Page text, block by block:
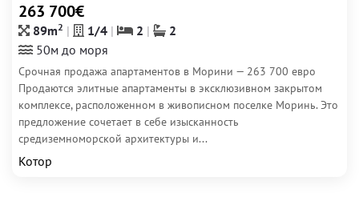
263 700€
89m2 1/4 2
2
50м до моря
Срочная продажа апартаментов в Морини — 263 700 евро
Продаются элитные апартаменты в эксклюзивном закрытом
комплексе, расположенном в живописном поселке Моринь. Это
предложение сочетает в себе изысканность
средиземноморской архитектуры и...
Котор